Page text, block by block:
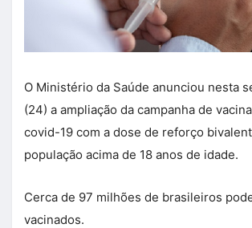
O Ministério da Saúde anunciou nesta
(24) a ampliação da campanha de
covid-19 com a dose de reforço
população acima de 18 anos de idade.
Cerca de 97 milhões de brasileiros
vacinados.